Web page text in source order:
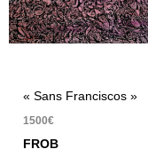
« Sans Franciscos »
1500€
FROB